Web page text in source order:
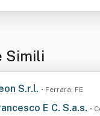
Simili
S.r.l. • Ferrara, FE
E C. S.a.s. •